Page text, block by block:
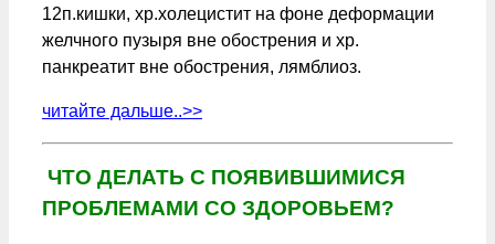
12п.кишки, хр.холецистит на фоне деформации
желчного пузыря вне обострения и хр.
панкреатит вне обострения, лямблиоз.
читайте дальше..>>
ЧТО ДЕЛАТЬ С ПОЯВИВШИМИСЯ
ПРОБЛЕМАМИ СО ЗДОРОВЬЕМ?